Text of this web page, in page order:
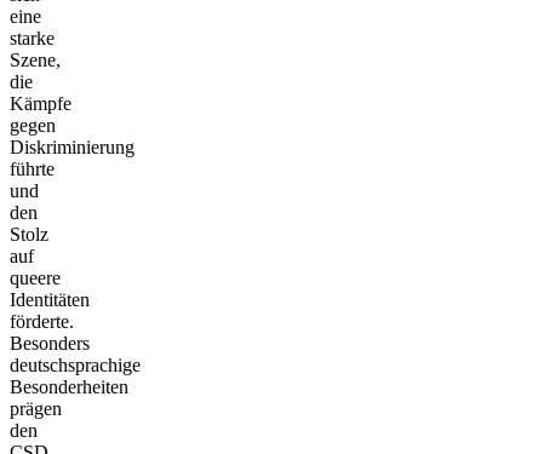
eine
starke
Szene,
die
Kämpfe
gegen
Diskriminierung
führte
und
den
Stolz
auf
queere
Identitäten
förderte.
Besonders
deutschsprachige
Besonderheiten
prägen
den